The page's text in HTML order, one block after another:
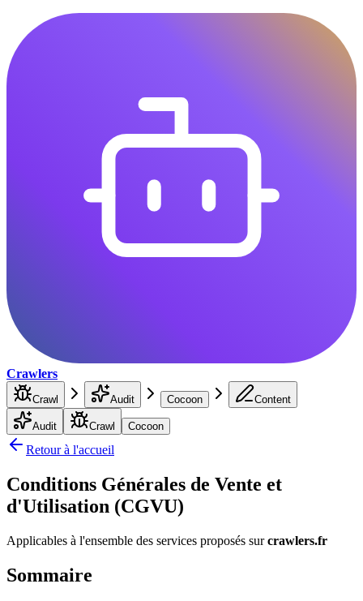
Crawlers
Crawl Audit Cocoon Content
Audit Crawl Cocoon
Retour à l'accueil
Conditions Générales de Vente et
d'Utilisation (CGVU)
Applicables à l'ensemble des services proposés surcrawlers.fr
Sommaire